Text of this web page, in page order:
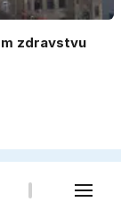
zdravstvu